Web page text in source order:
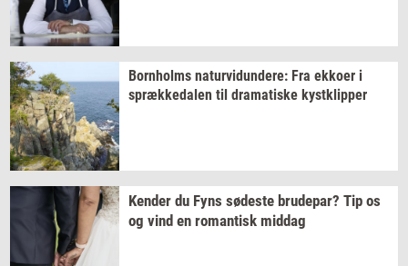
Born­holms na­tur­vi­dun­de­re: Fra ek­ko­er i
spræk­ke­da­len til dra­ma­ti­ske kyst­klip­per
Ken­der du Fyns sø­de­ste bru­de­par? Tip os
og vind en ro­man­tisk mid­dag